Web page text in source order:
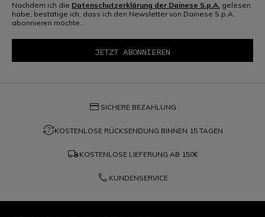
Nachdem ich die Datenschutzerklärung der Dainese S.p.A. gelesen
habe, bestätige ich, dass ich den Newsletter von Dainese S.p.A.
abonnieren möchte.
credit_card SICHERE BEZAHLUNG
question_exchangeKOSTENLOSE RÜCKSENDUNG BINNEN 15 TAGEN
local_shipping KOSTENLOSE LIEFERUNG AB 150€
phone KUNDENSERVICE